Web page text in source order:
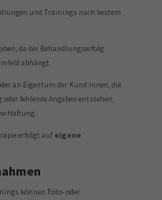
und Trainings nach bestem
da der Behandlungserfolg
abhängt.
an Eigentum der Kund:innen, die
fehlende Angaben entstehen,
Haftung.
erfolgt auf eigene
können Foto- oder